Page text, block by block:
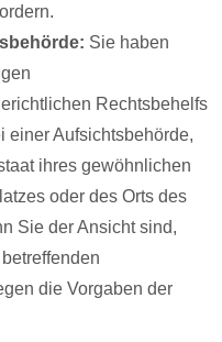
Sie haben
Rechtsbehelfs
einer Aufsichtsbehörde,
ihres gewöhnlichen
oder des Orts des
Sie der Ansicht sind,
die Vorgaben der